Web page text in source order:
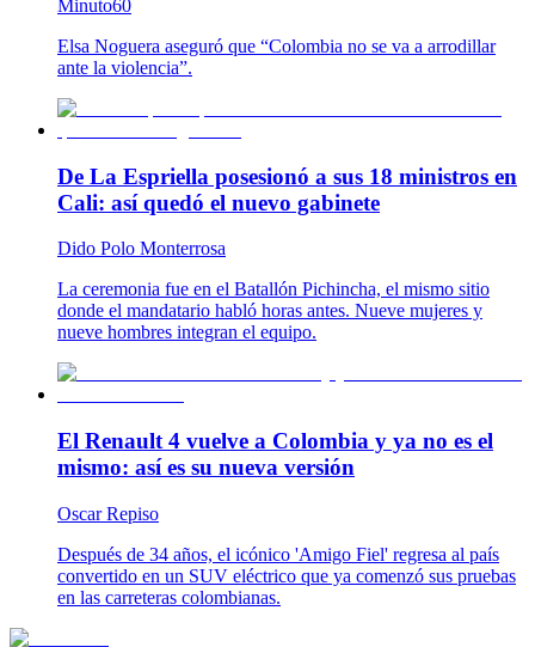
Minuto60
Elsa Noguera aseguró que “Colombia no se va a arrodillar
ante la violencia”.
De La Espriella posesionó a sus 18 ministros en
Cali: así quedó el nuevo gabinete
Dido Polo Monterrosa
La ceremonia fue en el Batallón Pichincha, el mismo sitio
donde el mandatario habló horas antes. Nueve mujeres y
nueve hombres integran el equipo.
El Renault 4 vuelve a Colombia y ya no es el
mismo: así es su nueva versión
Oscar Repiso
Después de 34 años, el icónico 'Amigo Fiel' regresa al país
convertido en un SUV eléctrico que ya comenzó sus pruebas
en las carreteras colombianas.